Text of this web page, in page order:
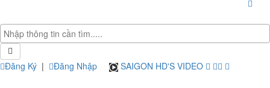
Đăng Ký | Đăng Nhập SAIGON HD'S VIDEO